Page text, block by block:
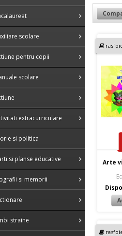
scolare
pentru copii
scolare
extracurriculare
si politica
si planse educative
si memorii
straine
Arte